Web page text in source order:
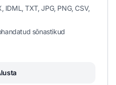
IDML, TXT, JPG, PNG, CSV,
sõnastikud